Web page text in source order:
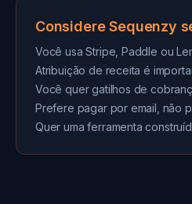
Considere Sequenzy
Você usa Stripe, Paddle ou
Atribuição de receita é
Você quer gatilhos de
Prefere pagar por email, não
Quer uma ferramenta